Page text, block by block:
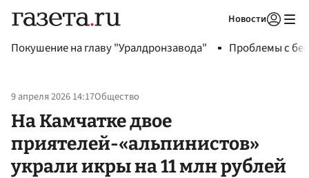
Новости
Покушение на главу "Уралдронзавода" Проблемы с
9 апреля 2026 14:17Общество
На Камчатке двое
приятелей-«альпинистов»
украли икры на 11 млн рублей